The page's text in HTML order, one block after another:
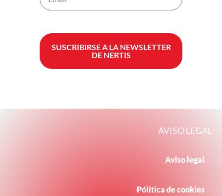
SUSCRIBIRSE A LA NEWSLETTER
DE NERTIS
AVISO LEGAL
Aviso legal
Pólitica de cookies